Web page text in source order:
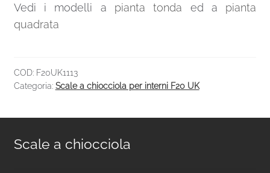
Vedi i modelli a pianta tonda ed a pianta
quadrata
COD: F20UK1113
Categoria: Scale a chiocciola per interni F20 UK
Scale a chiocciola